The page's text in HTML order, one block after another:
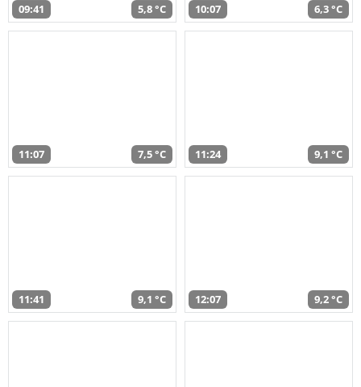
09:41 5,8 °C 10:07 6,3 °C
11:07 7,5 °C 11:24 9,1 °C
11:41 9,1 °C 12:07 9,2 °C